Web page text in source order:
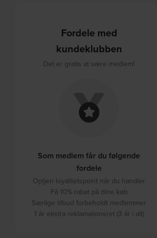
Fordele med
kundeklubben
Det er gratis at være medlem!
Som medlem får du følgende
fordele
Optjen loyalitetspoint når du handler
Få 10% rabat på dine køb
Særlige tilbud forbeholdt medlemmer
1 år ekstra reklamationsret (3 år i alt)